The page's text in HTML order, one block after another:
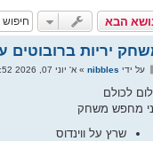
הבא
יריות ברובוטים
ש
י
ה
על ידי nibbles
» א' יוני 07, 2026 1:52 am
לכולם
מחפש משחק
שרץ על ווינדוס